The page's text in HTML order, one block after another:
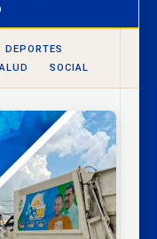
DEPORTES
SOCIAL